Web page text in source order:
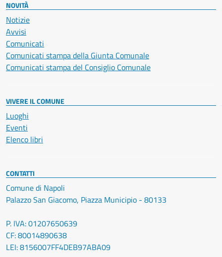
NOVITÀ
Notizie
Avvisi
Comunicati
Comunicati stampa della Giunta Comunale
Comunicati stampa del Consiglio Comunale
VIVERE IL COMUNE
Luoghi
Eventi
Elenco libri
CONTATTI
Comune di Napoli
Palazzo San Giacomo, Piazza Municipio - 80133
P. IVA: 01207650639
CF: 80014890638
LEI: 8156007FF4DEB97ABA09